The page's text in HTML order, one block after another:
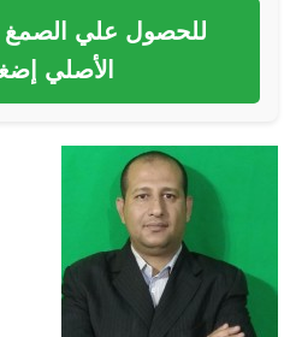
للحصول علي الصمغ
الأصلي